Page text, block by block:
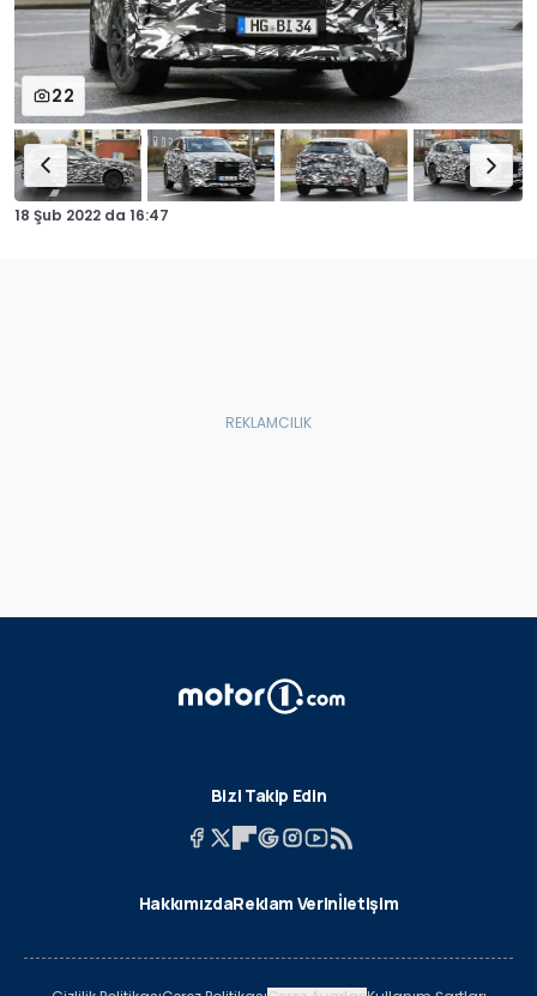
22
18 Şub 2022 da 16:47
Bizi Takip Edin
HakkımızdaReklam Verinİletişim